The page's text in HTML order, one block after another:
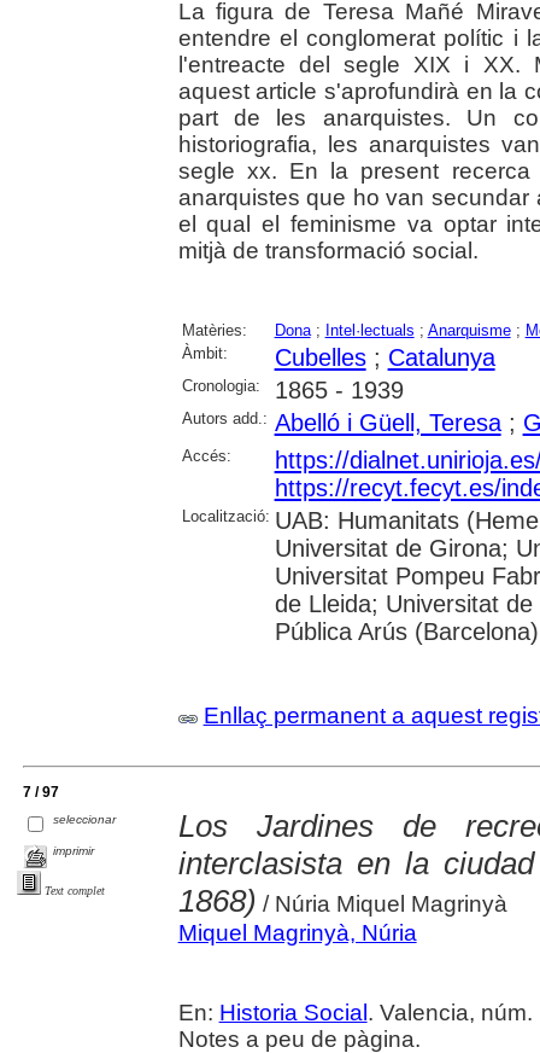
La figura de Teresa Mañé
entendre el conglomerat polític i
l'entreacte del segle XIX i XX.
aquest article s'aprofundirà en la
part de les anarquistes. Un
historiografia, les anarquistes
segle xx. En la present
anarquistes que ho van
el qual el feminisme va optar
mitjà de transformació social.
Matèries: Dona; Intel·lectuals ; Anarquisme;
Àmbit:
Cubelles; Catalunya
Cronologia: 1865 - 1939
Autors add.: Abelló i Güell, Teresa;
Accés:
https://
https://recyt.fecyt.es/
Localització: UAB: Humanitats
Universitat de Girona;
Universitat Pompeu
de Lleida; Universitat
Pública Arús (Barcelona)
Enllaç permanent a aquest
7 / 97
seleccionar
imprimir
Text complet
Los Jardines de
interclasista en la
1868) / Núria Miquel Magrinyà
Miquel Magrinyà, Núria
En: Historia Social. Valencia,
Notes a peu de pàgina.